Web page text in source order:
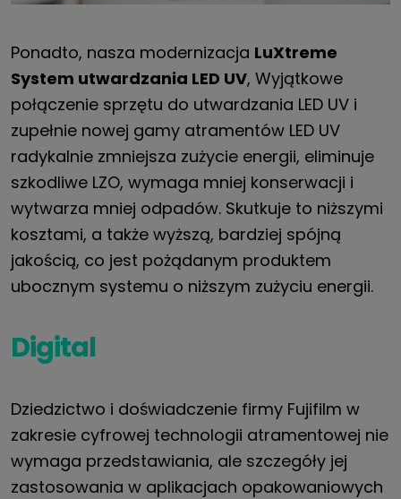
Ponadto, nasza modernizacja LuXtreme
System utwardzania LED UV, Wyjątkowe
połączenie sprzętu do utwardzania LED UV i
zupełnie nowej gamy atramentów LED UV
radykalnie zmniejsza zużycie energii, eliminuje
szkodliwe LZO, wymaga mniej konserwacji i
wytwarza mniej odpadów. Skutkuje to niższymi
kosztami, a także wyższą, bardziej spójną
jakością, co jest pożądanym produktem
ubocznym systemu o niższym zużyciu energii.
Digital
Dziedzictwo i doświadczenie firmy Fujifilm w
zakresie cyfrowej technologii atramentowej nie
wymaga przedstawiania, ale szczegóły jej
zastosowania w aplikacjach opakowaniowych